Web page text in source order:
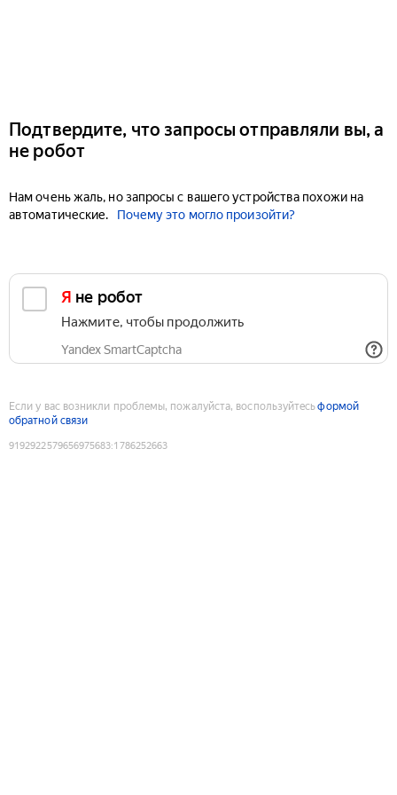
Подтвердите, что запросы отправляли вы, а
не робот
Нам очень жаль, но запросы с вашего устройства похожи на
автоматические.
Почему это могло произойти?
Я не робот
Нажмите, чтобы продолжить
Yandex SmartCaptcha
Если у вас возникли проблемы, пожалуйста, воспользуйтесьформой
обратной связи
9192922579656975683:1786252663